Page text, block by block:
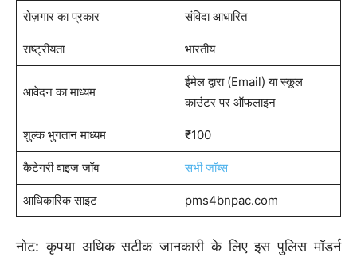
रोज़गार का प्रकार संविदा आधारित
राष्ट्रीयता भारतीय
आवेदन का माध्यम
ईमेल द्वारा (Email) या स्कूल
काउंटर पर ऑफलाइन
शुल्क भुगतान माध्यम ₹100
कैटेगरी वाइज जॉब सभी जॉब्स
आधिकारिक साइट pms4bnpac.com
नोट: कृपया अधिक सटीक जानकारी के लिए इस पुलिस मॉडर्न